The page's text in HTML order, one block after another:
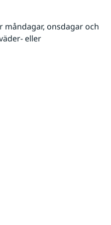
onsdagar och
eller